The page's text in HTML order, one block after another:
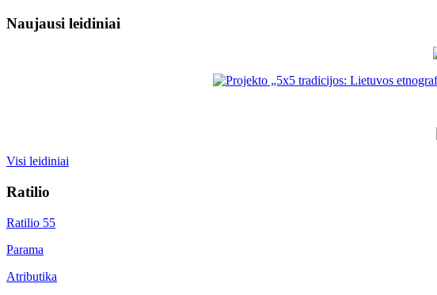
Naujausi leidiniai
Visi leidiniai
Ratilio
Ratilio 55
Parama
Atributika